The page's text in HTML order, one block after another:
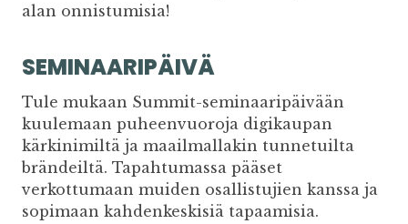
alan onnistumisia!
SEMINAARIPÄIVÄ
Tule mukaan Summit-seminaaripäivään
kuulemaan puheenvuoroja digikaupan
kärkinimiltä ja maailmallakin tunnetuilta
brändeiltä. Tapahtumassa pääset
verkottumaan muiden osallistujien kanssa ja
sopimaan kahdenkeskisiä tapaamisia.